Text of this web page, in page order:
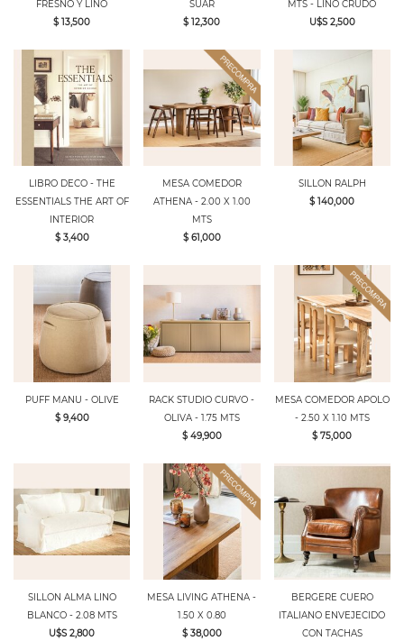
FRESNO Y LINO
$ 13,500
SUAR
$ 12,300
MTS - LINO CRUDO
U$S 2,500
LIBRO DECO - THE
ESSENTIALS THE ART OF
INTERIOR
$ 3,400
MESA COMEDOR
ATHENA - 2.00 X 1.00
MTS
$ 61,000
SILLON RALPH
$ 140,000
PUFF MANU - OLIVE
$ 9,400
RACK STUDIO CURVO -
OLIVA - 1.75 MTS
$ 49,900
MESA COMEDOR APOLO
- 2.50 X 1.10 MTS
$ 75,000
SILLON ALMA LINO
BLANCO - 2.08 MTS
U$S 2,800
MESA LIVING ATHENA -
1.50 X 0.80
$ 38,000
BERGERE CUERO
ITALIANO ENVEJECIDO
CON TACHAS